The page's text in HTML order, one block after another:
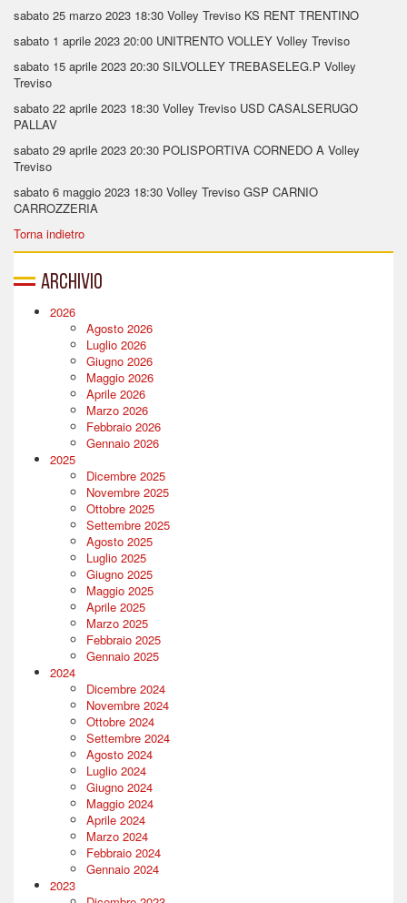
sabato 25 marzo 2023 18:30 Volley Treviso KS RENT TRENTINO
sabato 1 aprile 2023 20:00 UNITRENTO VOLLEY Volley Treviso
sabato 15 aprile 2023 20:30 SILVOLLEY TREBASELEG.P Volley
Treviso
sabato 22 aprile 2023 18:30 Volley Treviso USD CASALSERUGO
PALLAV
sabato 29 aprile 2023 20:30 POLISPORTIVA CORNEDO A Volley
Treviso
sabato 6 maggio 2023 18:30 Volley Treviso GSP CARNIO
CARROZZERIA
Torna indietro
Archivio
2026
Agosto 2026
Luglio 2026
Giugno 2026
Maggio 2026
Aprile 2026
Marzo 2026
Febbraio 2026
Gennaio 2026
2025
Dicembre 2025
Novembre 2025
Ottobre 2025
Settembre 2025
Agosto 2025
Luglio 2025
Giugno 2025
Maggio 2025
Aprile 2025
Marzo 2025
Febbraio 2025
Gennaio 2025
2024
Dicembre 2024
Novembre 2024
Ottobre 2024
Settembre 2024
Agosto 2024
Luglio 2024
Giugno 2024
Maggio 2024
Aprile 2024
Marzo 2024
Febbraio 2024
Gennaio 2024
2023